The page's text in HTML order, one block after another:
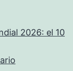
2026: el 10